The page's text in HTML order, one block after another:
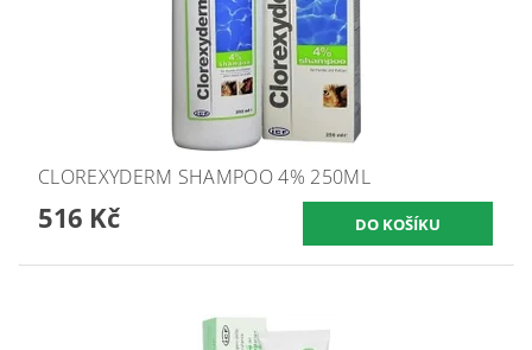
CLOREXYDERM SHAMPOO 4% 250ML
516 Kč